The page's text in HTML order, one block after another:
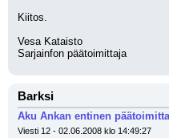
Kiitos.
Vesa Kataisto
Sarjainfon päätoimittaja
Barksi
Aku Ankan entinen
Viesti 12 - 02.06.2008 klo 14:49:27